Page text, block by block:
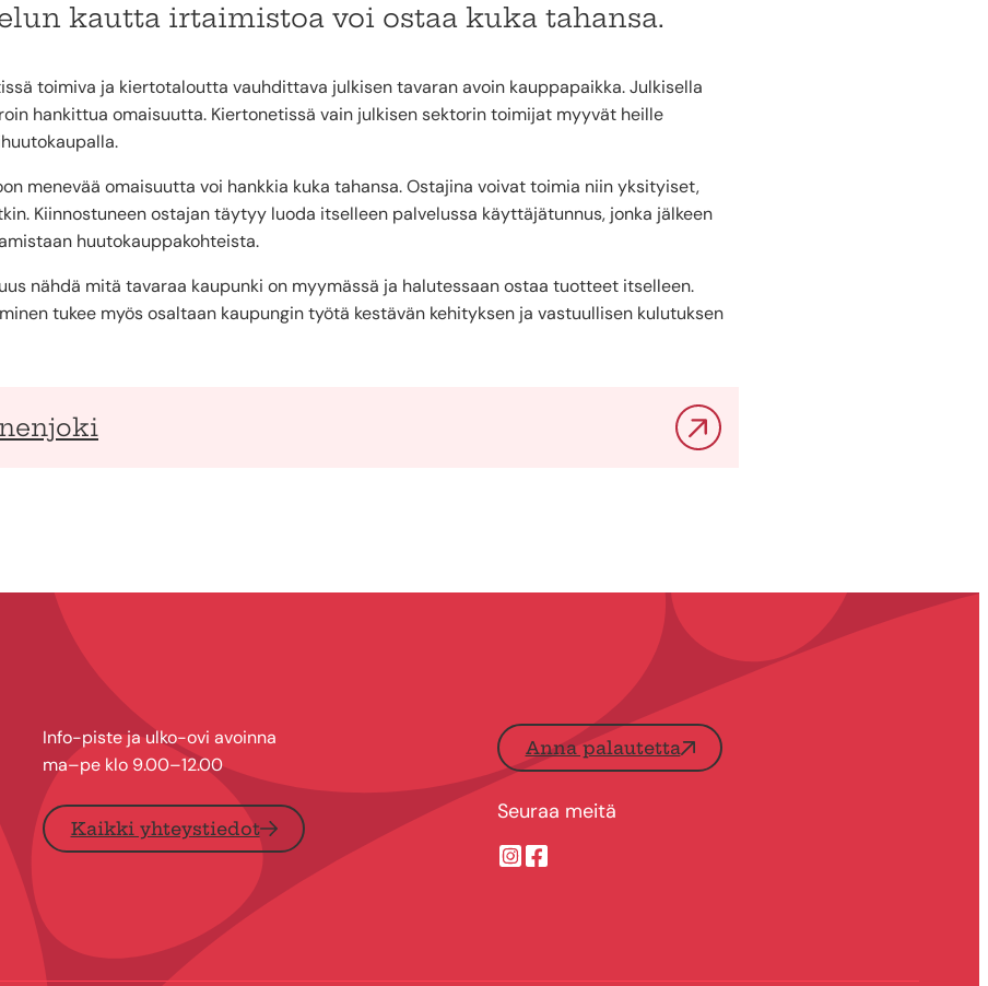
kautta irtaimistoa voi ostaa kuka tahansa.
toimiva ja kiertotaloutta vauhdittava julkisen tavaran avoin kauppapaikka. Julkisella
hankittua omaisuutta. Kiertonetissä vain julkisen sektorin toimijat myyvät heille
menevää omaisuutta voi hankkia kuka tahansa. Ostajina voivat toimia niin yksityiset,
Kiinnostuneen ostajan täytyy luoda itselleen palvelussa käyttäjätunnus, jonka jälkeen
huutokauppakohteista.
nähdä mitä tavaraa kaupunki on myymässä ja halutessaan ostaa tuotteet itselleen.
tukee myös osaltaan kaupungin työtä kestävän kehityksen ja vastuullisen kulutuksen
Info-piste ja ulko-ovi avoinna
ma–pe klo 9.00–12.00
Kaikki yhteystiedot
Anna palautetta
Seuraa meitä
Suonenjoen kaupungin Instragram
Suonenjoen kaupungin Facebook